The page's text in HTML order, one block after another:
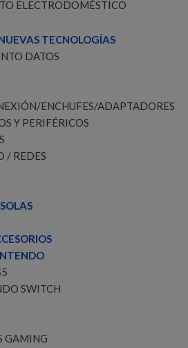
ELECTRODOMÉSTICO
TECNOLOGÍAS
DATOS
ENCHUFES/ADAPTADORES
Y PERIFÉRICOS
/ REDES
SWITCH
GAMING